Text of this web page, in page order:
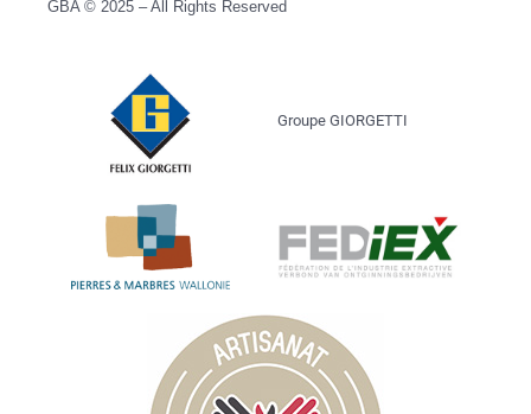
GBA © 2025 – All Rights Reserved
Groupe GIORGETTI